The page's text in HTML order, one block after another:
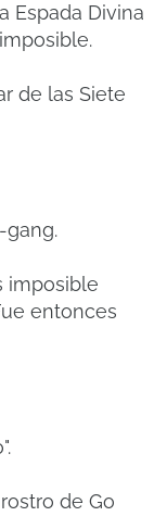
Espada Divina
de las Siete
gang.
imposible
entonces
de Go